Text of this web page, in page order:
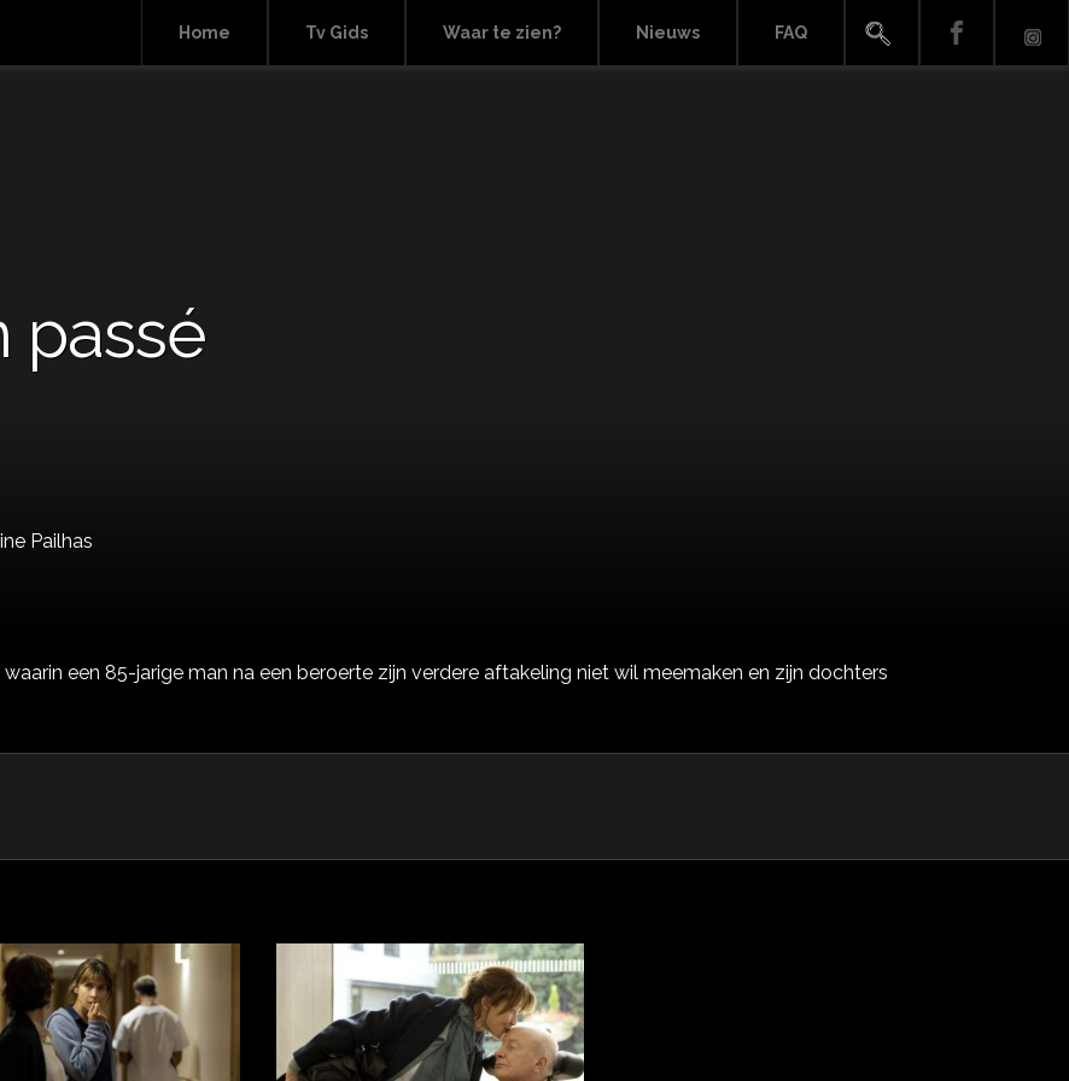
Home Tv Gids Waar te zien? Nieuws FAQ
passé
Pailhas
een 85-jarige man na een beroerte zijn verdere aftakeling niet wil meemaken en zijn dochters